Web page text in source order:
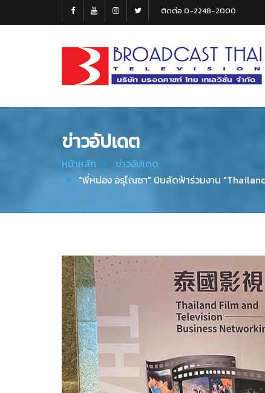
ติดต่อ 0-2248-2000
Thai
ข่าวอัปเดต
หน้าหลัก
ข่าวอัปเดต
"พี่หน่อง อรุโณชา" บินลัดฟ้าร่วมงาน